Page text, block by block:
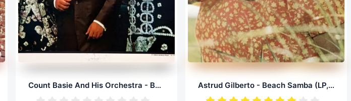
Count Basie And His Orchestra - Basie In London (LP, 24/96.0) Astrud Gilberto - Beach Samba (LP, 24/96.0)